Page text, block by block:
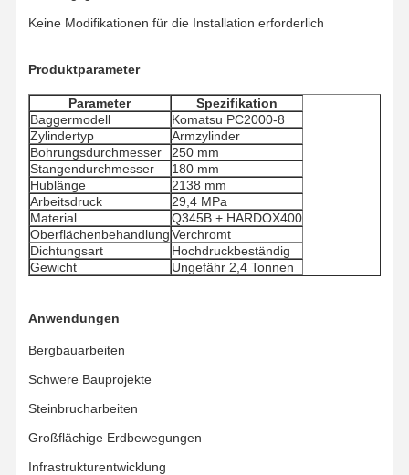
Alle Fälle Referenzen
Teile des Unterwagens
Schienenrolle
Kettenrad
Schienenkette
Keine Modifikationen für die Installation erforderlich
Produktparameter
Parameter
Spezifikation
Baggermodell
Komatsu PC2000-8
Zylindertyp
Armzylinder
Bohrungsdurchmesser
250 mm
Stangendurchmesser
180 mm
Hublänge
2138 mm
Arbeitsdruck
29,4 MPa
Material
Q345B + HARDOX400
OberflächenbehandlungVerchromt
Dichtungsart
Hochdruckbeständig
Gewicht
Ungefähr 2,4 Tonnen
Anwendungen
Bergbauarbeiten
Schwere Bauprojekte
Steinbrucharbeiten
Großflächige Erdbewegungen
Infrastrukturentwicklung